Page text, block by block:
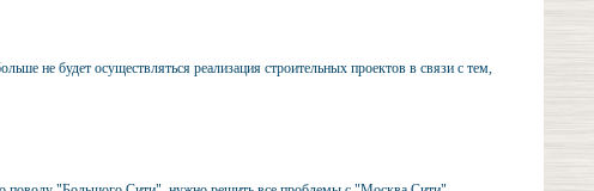
не будет осуществляться реализация строительных проектов в связи с тем,